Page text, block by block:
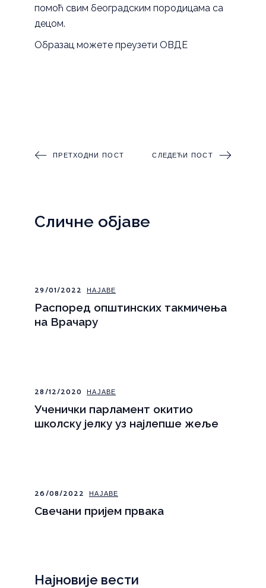
помоћ свим београдским породицама са
децом.
Образац можете преузетиОВДЕ
ПРЕТХОДНИ ПОСТ СЛЕДЕЋИ ПОСТ
Сличне објаве
29/01/2022 НАЈАВЕ
Pаспоред општинских такмичења
на Врачару
28/12/2020 НАЈАВЕ
Ученички парламент окитио
школску јелку уз најлепше жеље
26/08/2022 НАЈАВЕ
Свечани пријем првака
Најновије вести